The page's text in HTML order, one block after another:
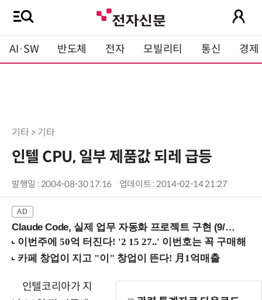
AI·SW 반도체 전자 모빌리티 통신 경제
기타 > 기타
인텔 CPU, 일부 제품값 되레 급등
발행일 : 2004-08-30 17:16 업데이트 : 2014-02-14 21:27
Claude Code, 실제 업무 자동화 프로젝트 구현 (9/16 ~17 강남역)
인텔코리아가 지